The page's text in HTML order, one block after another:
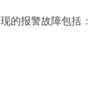
的报警故障包括：